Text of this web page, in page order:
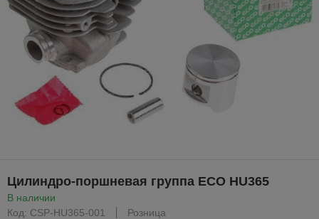
Цилиндро-поршневая группа ECO HU365
В наличии
Код: CSP-HU365-001
Розница